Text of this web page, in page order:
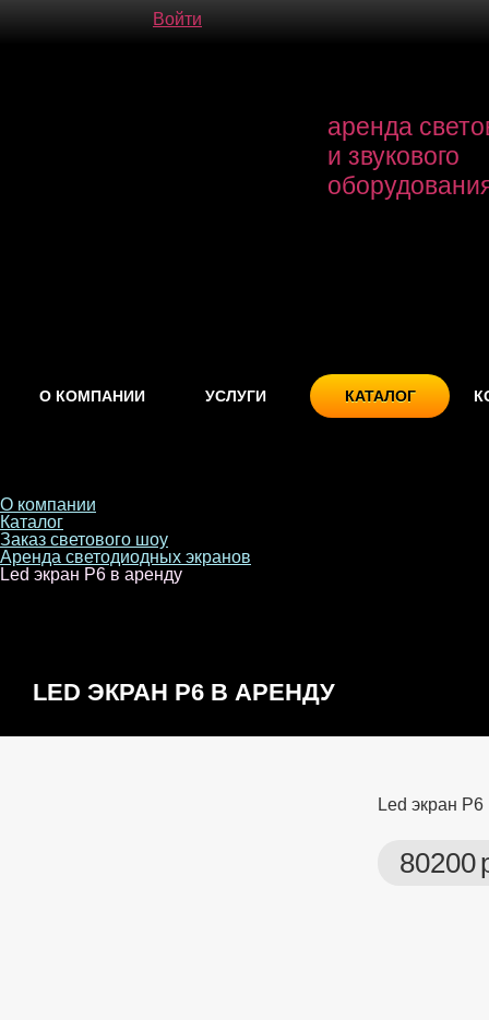
Войти
аренда
и звукового
О КОМПАНИИ УСЛУГИ КАТАЛОГ
О компании
Каталог
Заказ светового шоу
Аренда светодиодных экранов
Led экран P6 в аренду
LED ЭКРАН P6 В АРЕНДУ
Led экран P6
80200